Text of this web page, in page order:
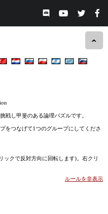
戦し甲斐のある論理パズルです。
をつなげて1つのグループにしてくださ
ックで反対方向に回転します)。右クリ
ルールを非表示